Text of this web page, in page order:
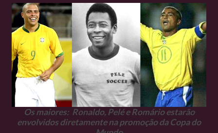
Os maiores: Ronaldo, Pelé e Romário estarão
envolvidos diretamente na promoção da Copa do